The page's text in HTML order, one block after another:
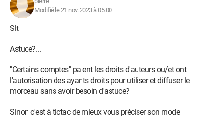
Modifié le 21 nov. 2023 à 05:00
Slt
Astuce?...
"Certains comptes" paient les droits d'auteurs ou/et ont
l'autorisation des ayants droits pour utiliser et diffuser le
morceau sans avoir besoin d'astuce?
Sinon c'est à tictac de mieux vous préciser son mode